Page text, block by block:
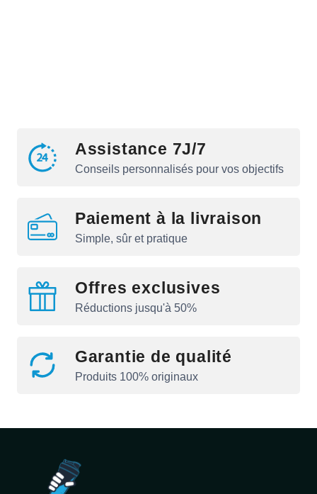
Assistance 7J/7
Conseils personnalisés pour vos objectifs
Paiement à la livraison
Simple, sûr et pratique
Offres exclusives
Réductions jusqu'à 50%
Garantie de qualité
Produits 100% originaux